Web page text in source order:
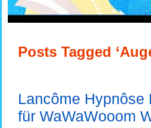
Posts Tagged
Lancôme Hypnôse
für WaWaWooom